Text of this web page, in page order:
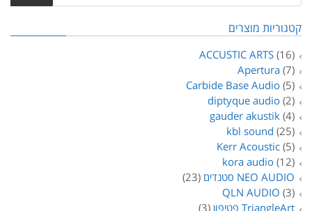
קטגוריות מוצרים
ACCUSTIC ARTS (16)
Apertura (7)
Carbide Base Audio (5)
diptyque audio (2)
gauder akustik (4)
kbl sound (25)
Kerr Acoustic (5)
kora audio (12)
NEO AUDIO סטנדים
(23)
QLN AUDIO (3)
TriangleArt פטיפון
(3)